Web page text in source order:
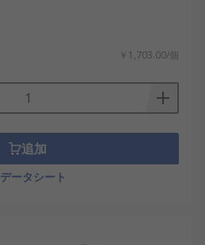
￥1,703.00/個
追加
データシート